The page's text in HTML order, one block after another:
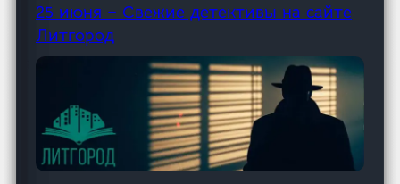
25 июня – Свежие детективы на сайте
Литгород